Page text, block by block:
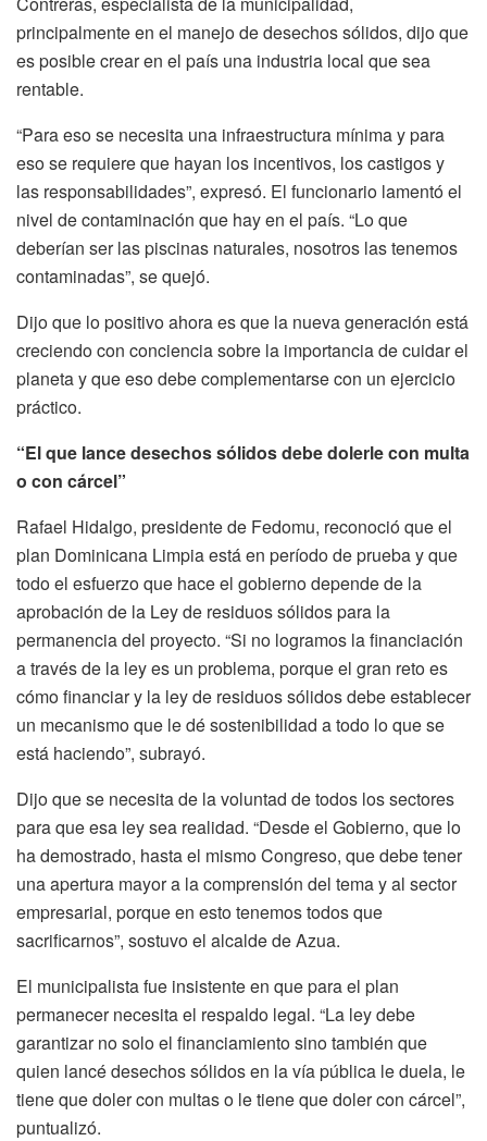
principalmente en el manejo de desechos sólidos, dijo que
es posible crear en el país una industria local que sea
rentable.
“Para eso se necesita una infraestructura mínima y para
eso se requiere que hayan los incentivos, los castigos y
las responsabilidades”, expresó. El funcionario lamentó el
nivel de contaminación que hay en el país. “Lo que
deberían ser las piscinas naturales, nosotros las tenemos
contaminadas”, se quejó.
Dijo que lo positivo ahora es que la nueva generación está
creciendo con conciencia sobre la importancia de cuidar el
planeta y que eso debe complementarse con un ejercicio
práctico.
“El que lance desechos sólidos debe dolerle con multa
o con cárcel”
Rafael Hidalgo, presidente de Fedomu, reconoció que el
plan Dominicana Limpia está en período de prueba y que
todo el esfuerzo que hace el gobierno depende de la
aprobación de la Ley de residuos sólidos para la
permanencia del proyecto. “Si no logramos la financiación
a través de la ley es un problema, porque el gran reto es
cómo financiar y la ley de residuos sólidos debe establecer
un mecanismo que le dé sostenibilidad a todo lo que se
está haciendo”, subrayó.
Dijo que se necesita de la voluntad de todos los sectores
para que esa ley sea realidad. “Desde el Gobierno, que lo
ha demostrado, hasta el mismo Congreso, que debe tener
una apertura mayor a la comprensión del tema y al sector
empresarial, porque en esto tenemos todos que
sacrificarnos”, sostuvo el alcalde de Azua.
El municipalista fue insistente en que para el plan
permanecer necesita el respaldo legal. “La ley debe
garantizar no solo el financiamiento sino también que
quien lancé desechos sólidos en la vía pública le duela, le
tiene que doler con multas o le tiene que doler con cárcel”,
puntualizó.